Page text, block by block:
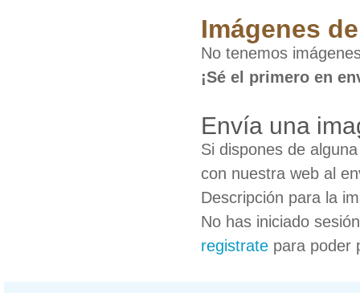
Imágenes
No tenemos
¡Sé el primero en
Envía una
Si dispones de
con nuestra web al
Descripción para la
No has iniciado
registrate para poder